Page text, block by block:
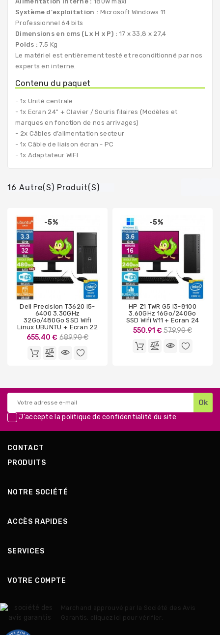
Système d'exploitation : Microsoft Windows 11
Professionnel 64 bits
Dimensions en cms (L x H x P) : 17 x 33,8 x 27,4
Poids :7,5 Kg
Le matériel est entièrement testé et reconditionné par nos
experts en interne.
Contenu du paquet
- 1x Unité centrale
- 1x Ecran 24" + Clavier / Souris filaires (Modèles et
marques en fonction de nos arrivages)
- 2x Câbles d’alimentation secteur
- 1x Câble de liaison écran - PC
- 1x Adaptateur WIFI
16 Autre(s) Produit(s)
-5%
Dell Precision T3620 I5-
6400 3.30GHz
32Go/480Go SSD Wifi
Linux UBUNTU + Ecran 22
655,40 € Prix
base
689,90 €
-5%
HP Z1 TWR G5 I3-8100
3.60GHz 16Go/240Go
SSD Wifi W11 + Ecran 24
550,91 € Prix
base
579,90 €
J'accepte lapolitique de confidentialité du site
CONTACT
PRODUITS
NOTRE SOCIÉTÉ
ACCÈS RAPIDES
SERVICES
VOTRE COMPTE
Marchand approuvé par la Société des Avis
Garantis, cliquez ici pour vérifier.